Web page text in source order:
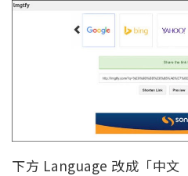
下方 Language 改成「中文